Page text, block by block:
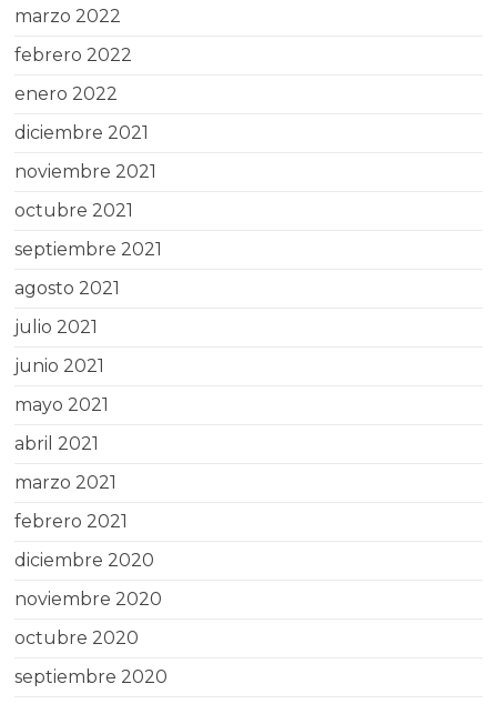
marzo 2022
febrero 2022
enero 2022
diciembre 2021
noviembre 2021
octubre 2021
septiembre 2021
agosto 2021
julio 2021
junio 2021
mayo 2021
abril 2021
marzo 2021
febrero 2021
diciembre 2020
noviembre 2020
octubre 2020
septiembre 2020